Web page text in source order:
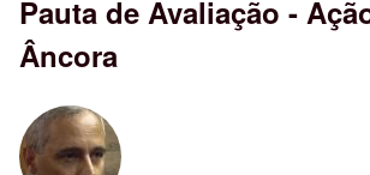
Pauta de Avaliação -
Âncora